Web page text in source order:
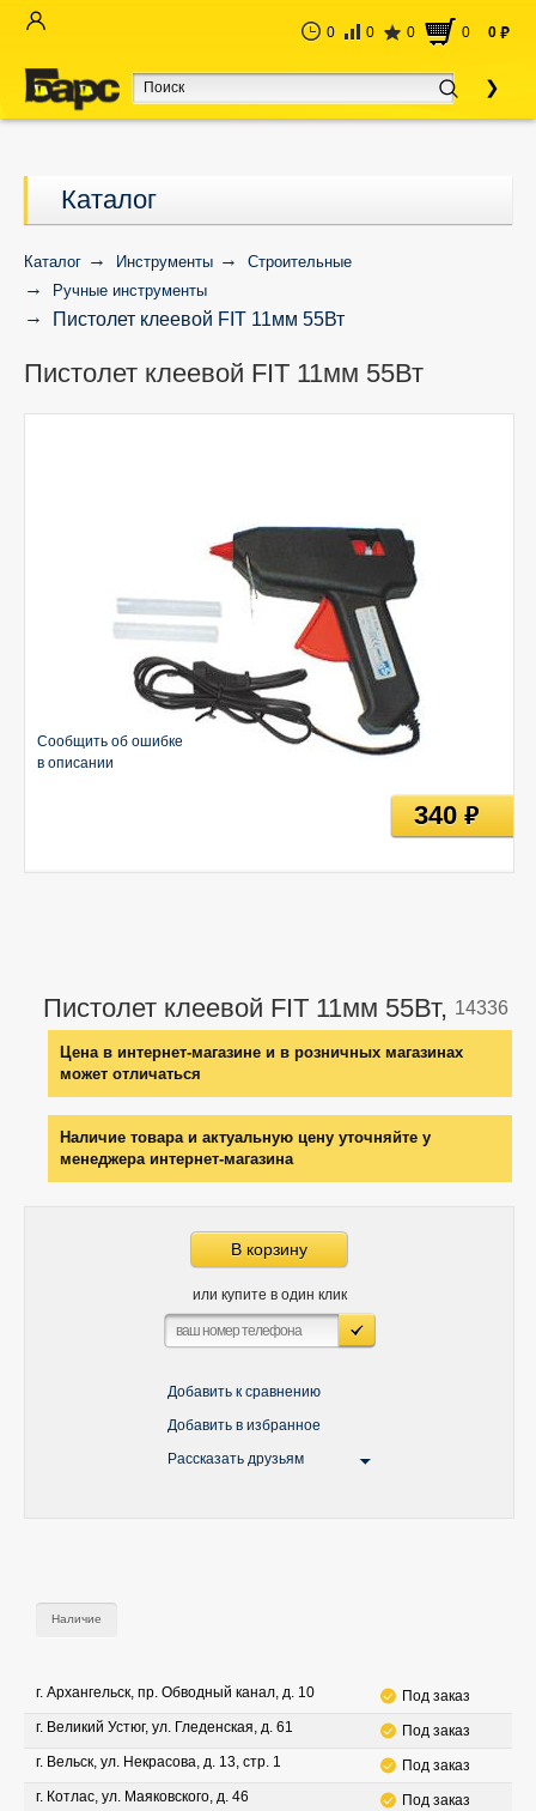
0 0 0 0 0 руб
Каталог
Каталог Инструменты
Строительные
Ручные инструменты
Пистолет клеевой FIT 11мм 55Вт
Пистолет клеевой FIT 11мм 55Вт
Пистолет клеевой FIT 11мм 55Вт, 14336
Цена в интернет-магазине и в розничных магазинах
может отличаться
Наличие товара и актуальную цену уточняйте у
менеджера интернет-магазина
В корзину
или купите в один клик
Добавить к сравнению
Добавить в избранное
Рассказать друзьям
Сообщить об ошибке
в описании
340руб
Наличие
г. Архангельск, пр. Обводный канал, д. 10
Под заказ
г. Великий Устюг, ул. Гледенская, д. 61
Под заказ
г. Вельск, ул. Некрасова, д. 13, стр. 1
Под заказ
г. Котлас, ул. Маяковского, д. 46
Под заказ